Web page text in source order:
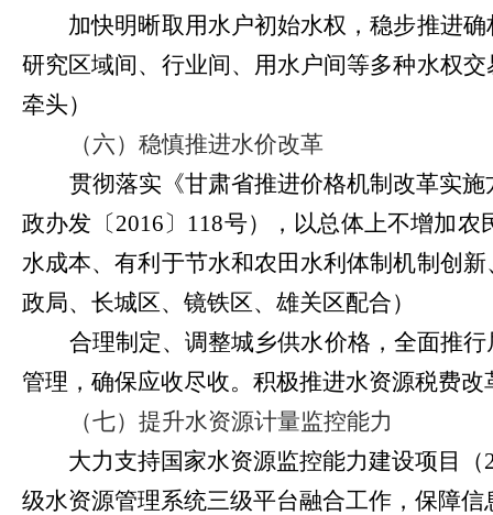
加快明晰取用水户初始水权，稳步推进确
研究区域间、行业间、用水户间等多种水权
牵头）
（六）稳慎推进水价改革
贯彻落实《甘肃省推进价格机制改革实
政办发〔2016〕 118号），以总体上不增加农
水成本、有利于节水和农田水利体制机制创
政局、长城区、镜铁区、雄关区配合）
合理制定、调整城乡供水价格，全面推
管理，确保应收尽收。积极推进水资源税费改
（七）提升水资源计量监控能力
大力支持国家水资源监控能力建设项目（
级水资源管理系统三级平台融合工作，保障